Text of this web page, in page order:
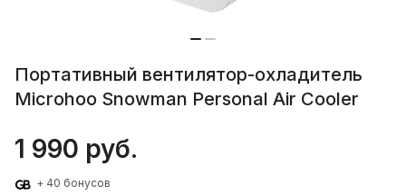
Портативный вентилятор-охладитель
Microhoo Snowman Personal Air Cooler
1 990 руб.
+ 40 бонусов